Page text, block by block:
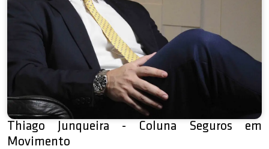
Thiago Junqueira - Coluna Seguros em
Movimento